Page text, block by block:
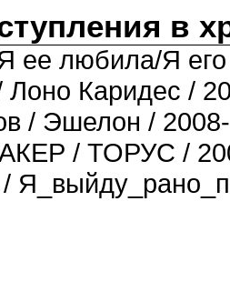
в
ее любила/Я
Каридес /
/ Эшелон /
/ ТОРУС /